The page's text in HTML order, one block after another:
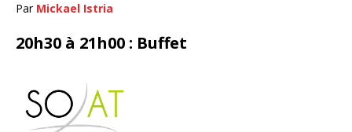
Par Mickael Istria
20h30 à 21h00 : Buffet